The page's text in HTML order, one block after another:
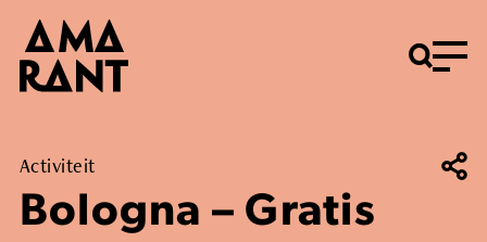
Menu
Activiteit
Bologna – Gratis